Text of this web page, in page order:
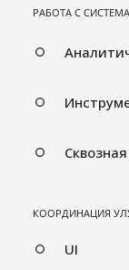
РАБОТА С
КООРДИНАЦИЯ
UI